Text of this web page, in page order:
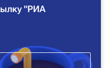
"РИА